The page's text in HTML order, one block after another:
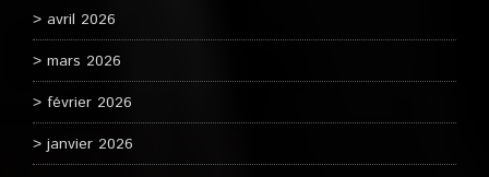
avril 2026
mars 2026
février 2026
janvier 2026